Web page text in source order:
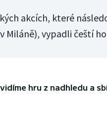
akcích, které
Miláně), vypadli čeští
vidíme hru z nadhledu a